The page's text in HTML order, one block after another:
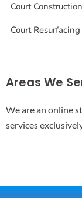
Court Construction
Court Resurfacing
Areas We
We are an online
services